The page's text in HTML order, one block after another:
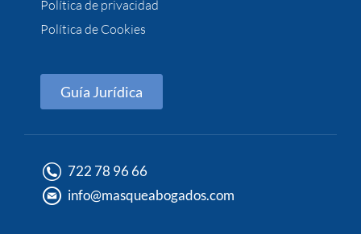
Política de privacidad
Política de Cookies
Guía Jurídica
722 78 96 66
info@masqueabogados.com